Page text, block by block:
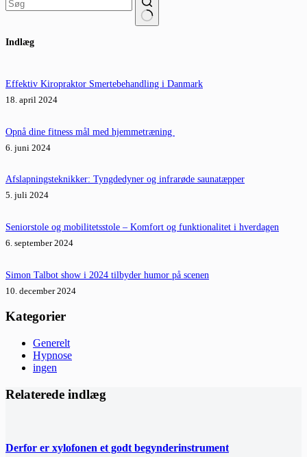
resultater
Indlæg
Effektiv Kiropraktor Smertebehandling i Danmark
18. april 2024
Opnå dine fitness mål med hjemmetræning
6. juni 2024
Afslapningsteknikker: Tyngdedyner og infrarøde saunatæpper
5. juli 2024
Seniorstole og mobilitetsstole – Komfort og funktionalitet i hverdagen
6. september 2024
Simon Talbot show i 2024 tilbyder humor på scenen
10. december 2024
Kategorier
Generelt
Hypnose
ingen
Relaterede indlæg
Derfor er xylofonen et godt begynderinstrument